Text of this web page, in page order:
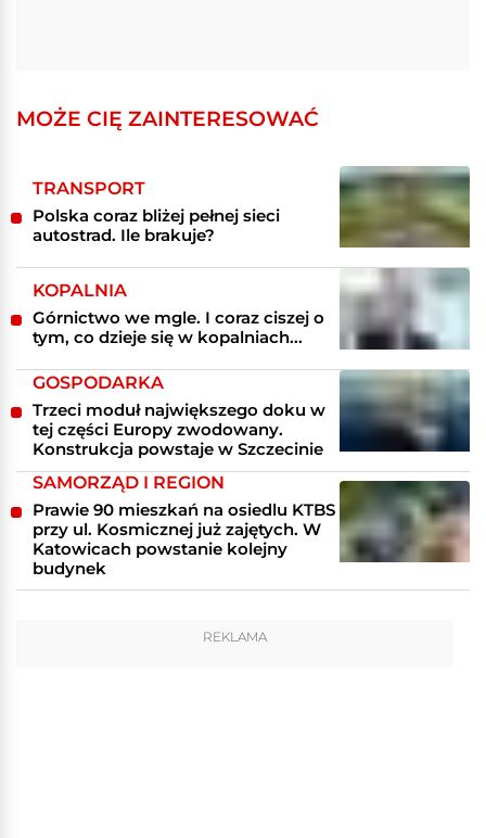
MOŻE CIĘ ZAINTERESOWAĆ
TRANSPORT
Polska coraz bliżej pełnej sieci
autostrad. Ile brakuje?
KOPALNIA
Górnictwo we mgle. I coraz ciszej o
tym, co dzieje się w kopalniach...
GOSPODARKA
Trzeci moduł największego doku w
tej części Europy zwodowany.
Konstrukcja powstaje w Szczecinie
SAMORZĄD I REGION
Prawie 90 mieszkań na osiedlu KTBS
przy ul. Kosmicznej już zajętych. W
Katowicach powstanie kolejny
budynek
REKLAMA